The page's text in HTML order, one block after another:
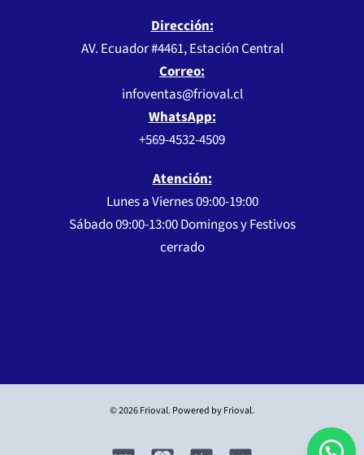
Dirección:
AV. Ecuador #4461, Estación Central
Correo:
infoventas@frioval.cl
WhatsApp:
+569-4532-4509
Atención:
Lunes a Viernes 09:00-19:00
Sábado 09:00-13:00 Domingos y Festivos
cerrado
© 2026 Frioval. Powered by Frioval.